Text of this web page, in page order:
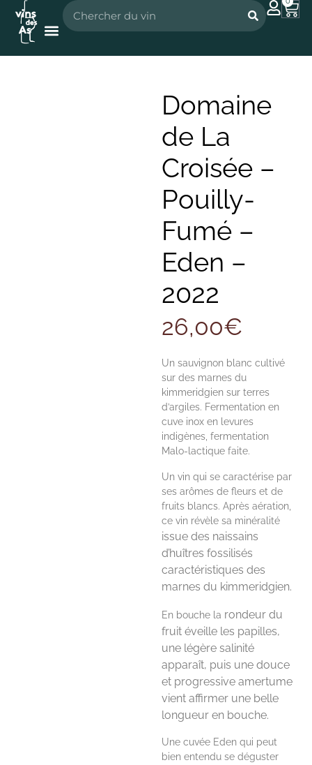
Domaine
de La
Croisée –
Pouilly-
Fumé –
Eden –
2022
26,00€
Un sauvignon blanc cultivé
sur des marnes du
kimmeridgien sur terres
d’argiles. Fermentation en
cuve inox en levures
indigènes, fermentation
Malo-lactique faite.
Un vin qui se caractérise par
ses arômes de fleurs et de
fruits blancs. Après aération,
ce vin révèle sa minéralité
issue des naissains
d’huîtres fossilisés
caractéristiques des
marnes du kimmeridgien.
En bouche la rondeur du
fruit éveille les papilles,
une légère salinité
apparaît, puis une douce
et progressive amertume
vient affirmer une belle
longueur en bouche.
Une cuvée Eden qui peut
bien entendu se déguster